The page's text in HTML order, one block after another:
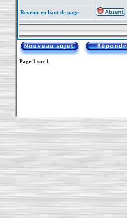
Revenir en haut de page
Page 1 sur 1